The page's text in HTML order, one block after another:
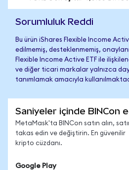
Sorumluluk Reddi
Bu ürün iShares Flexible Income
edilmemiş, desteklenmemiş,
Flexible Income Active ETF ile
ve diğer ticari markalar yalnızca
tanımlamak amacıyla
Saniyeler içinde BINCon
MetaMask'ta BINCon satın alın,
takas edin ve değiştirin. En güvenilir
kripto cüzdanı.
Google Play